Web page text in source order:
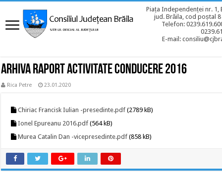
Piața Independenței nr. 1,
jud. Brăila, cod poștal
Telefon:
E-mail:
Arhiva Raport activitate conducere 2016
Rica Petre 23.01.2020
Chiriac Francisk Iulian -presedinte.pdf (2789 kB)
Ionel Epureanu 2016.pdf (564 kB)
Murea Catalin Dan -vicepresedinte.pdf (858 kB)